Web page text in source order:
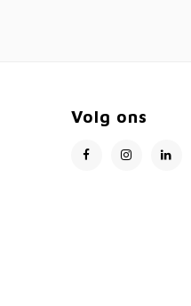
Volg ons